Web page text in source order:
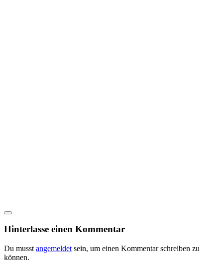
Hinterlasse einen Kommentar
Du musst angemeldet sein, um einen Kommentar schreiben zu
können.